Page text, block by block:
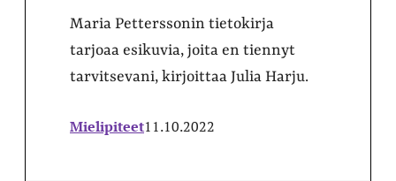
Maria Petterssonin tietokirja
tarjoaa esikuvia, joita en tiennyt
tarvitsevani, kirjoittaa Julia Harju.
Mielipiteet11.10.2022